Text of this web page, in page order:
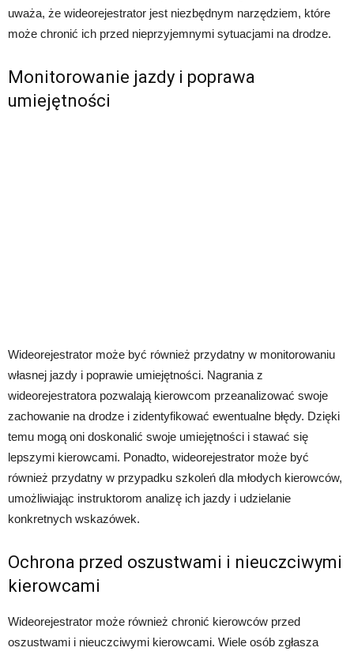
uważa, że wideorejestrator jest niezbędnym narzędziem, które
może chronić ich przed nieprzyjemnymi sytuacjami na drodze.
Monitorowanie jazdy i poprawa
umiejętności
Wideorejestrator może być również przydatny w monitorowaniu
własnej jazdy i poprawie umiejętności. Nagrania z
wideorejestratora pozwalają kierowcom przeanalizować swoje
zachowanie na drodze i zidentyfikować ewentualne błędy. Dzięki
temu mogą oni doskonalić swoje umiejętności i stawać się
lepszymi kierowcami. Ponadto, wideorejestrator może być
również przydatny w przypadku szkoleń dla młodych kierowców,
umożliwiając instruktorom analizę ich jazdy i udzielanie
konkretnych wskazówek.
Ochrona przed oszustwami i nieuczciwymi
kierowcami
Wideorejestrator może również chronić kierowców przed
oszustwami i nieuczciwymi kierowcami. Wiele osób zgłasza